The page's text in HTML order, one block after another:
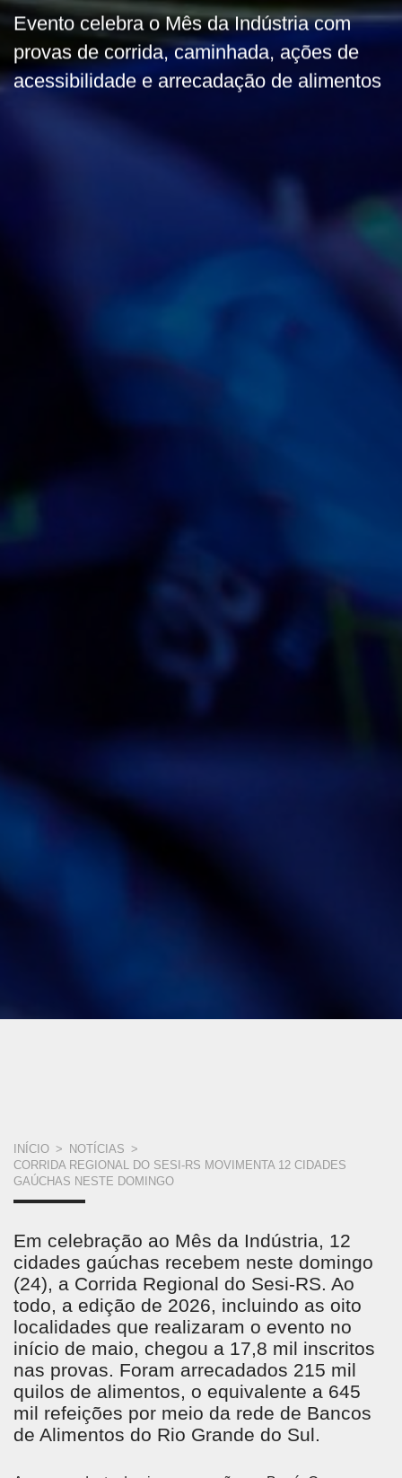
Evento celebra o Mês da Indústria com
provas de corrida, caminhada, ações de
acessibilidade e arrecadação de alimentos
VOCÊ
ESTÁ
INÍCIO > NOTÍCIAS >
CORRIDA REGIONAL DO SESI-RS MOVIMENTA 12 CIDADES
GAÚCHAS NESTE DOMINGO
Em celebração ao Mês da Indústria, 12
cidades gaúchas recebem neste domingo
(24), a Corrida Regional do Sesi-RS. Ao
todo, a edição de 2026, incluindo as oito
localidades que realizaram o evento no
início de maio, chegou a 17,8 mil inscritos
nas provas. Foram arrecadados 215 mil
quilos de alimentos, o equivalente a 645
mil refeições por meio da rede de Bancos
de Alimentos do Rio Grande do Sul.